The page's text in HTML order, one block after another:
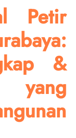
Petir
&
yang